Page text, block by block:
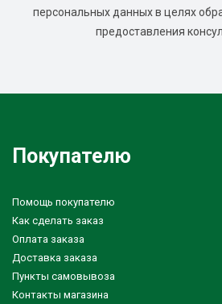
персональных данных в целях
предоставления
Покупателю
Помощь покупателю
Как сделать заказ
Оплата заказа
Доставка заказа
Пункты самовывоза
Контакты магазина